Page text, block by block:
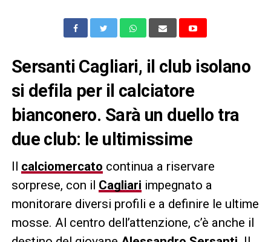
Sersanti Cagliari, il club isolano
si defila per il calciatore
bianconero. Sarà un duello tra
due club: le ultimissime
Il calciomercato continua a riservare
sorprese, con il Cagliari impegnato a
monitorare diversi profili e a definire le ultime
mosse. Al centro dell’attenzione, c’è anche il